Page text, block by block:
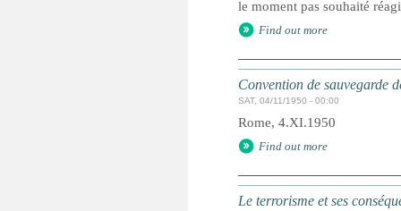
le moment pas souhaité
Find out more
Convention de sauvegarde
SAT, 04/11/1950 - 00:00
Rome, 4.XI.1950
Find out more
Le terrorisme et ses